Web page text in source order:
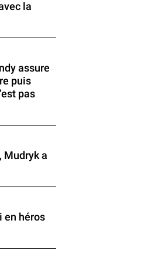
la
assure
puis
pas
Mudryk a
en héros